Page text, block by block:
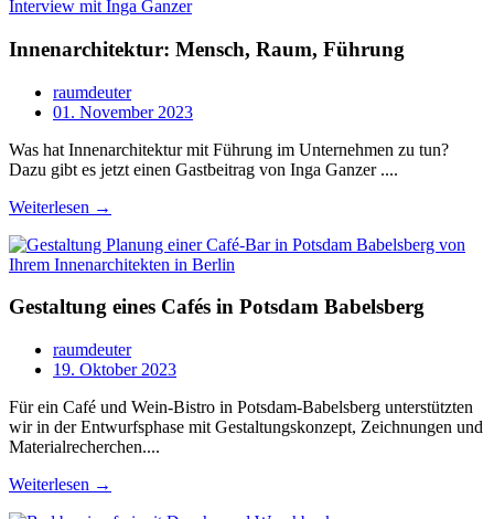
Innenarchitektur: Mensch, Raum, Führung
raumdeuter
01. November 2023
Was hat Innenarchitektur mit Führung im Unternehmen zu tun?
Dazu gibt es jetzt einen Gastbeitrag von Inga Ganzer ....
Weiterlesen →
Gestaltung eines Cafés in Potsdam Babelsberg
raumdeuter
19. Oktober 2023
Für ein Café und Wein-Bistro in Potsdam-Babelsberg unterstützten
wir in der Entwurfsphase mit Gestaltungskonzept, Zeichnungen und
Materialrecherchen....
Weiterlesen →